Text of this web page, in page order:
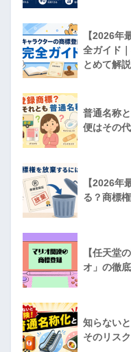
【2026年
全ガイド
とめて解説
普通名称
便はその
【2026年
る？商標
【任天堂
オ」の徹
知らない
そのリス